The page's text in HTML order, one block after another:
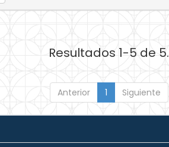
Resultados 1-5 de 5.
Anterior 1 Siguiente